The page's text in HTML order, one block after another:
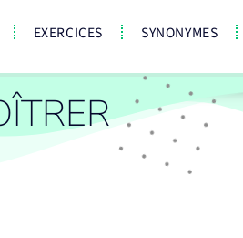
EXERCICES SYNONYMES